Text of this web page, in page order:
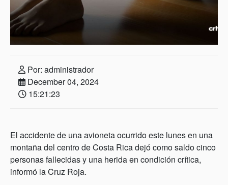
Por: administrador
December 04, 2024
15:21:23
El accidente de una avioneta ocurrido este lunes en una
montaña del centro de Costa Rica dejó como saldo cinco
personas fallecidas y una herida en condición crítica,
informó la Cruz Roja.